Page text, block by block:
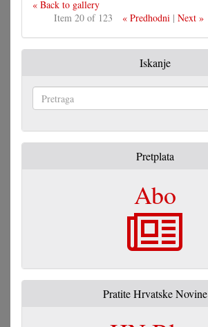
« Back to gallery
Item 20 of 123
« Predhodni| Next »
Iskanje
Pretplata
Abo
Pratite Hrvatske Novine